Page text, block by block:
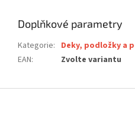
Doplňkové parametry
Kategorie: Deky, podložky a
EAN: Zvolte variantu